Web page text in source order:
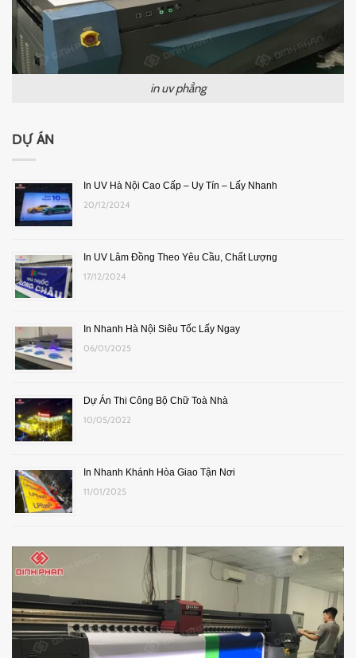
in uv phẳng
DỰ ÁN
In UV Hà Nội Cao Cấp – Uy Tín – Lấy Nhanh
20/12/2024
In UV Lâm Đồng Theo Yêu Cầu, Chất Lượng
17/12/2024
In Nhanh Hà Nội Siêu Tốc Lấy Ngay
06/01/2025
Dự Án Thi Công Bộ Chữ Toà Nhà
10/05/2022
In Nhanh Khánh Hòa Giao Tận Nơi
11/01/2025